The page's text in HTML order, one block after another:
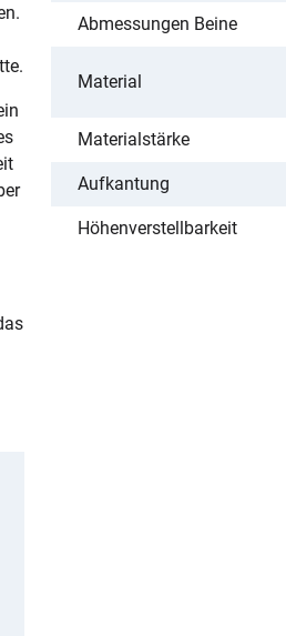
Abmessungen Beine
Material
Materialstärke
Aufkantung
Höhenverstellbarkeit